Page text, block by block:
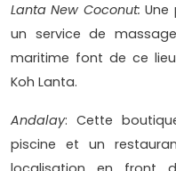
Lanta New Coconut: Une
un service de
maritime font de ce
Koh Lanta.
Andalay: Cette
piscine et un